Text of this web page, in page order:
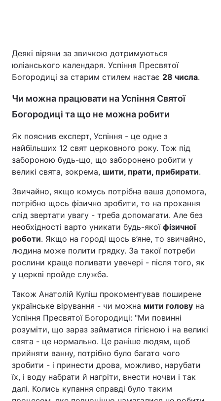
Деякі віряни за звичкою дотримуються
юліанського календаря. Успіння Пресвятої
Богородиці за старим стилем настає 28 числа.
Чи можна працювати на Успіння Святої
Богородиці та що не можна робити
Як пояснив експерт, Успіння - це одне з
найбільших 12 свят церковного року. Тож під
забороною будь-що, що заборонено робити у
великі свята, зокрема, шити, прати, прибирати.
Звичайно, якщо комусь потрібна ваша допомога,
потрібно щось фізично зробити, то на прохання
слід звертати увагу - треба допомагати. Але без
необхідності варто уникати будь-якої фізичної
роботи. Якщо на городі щось в’яне, то звичайно,
людина може полити грядку. За такої потреби
рослини краще поливати увечері - після того, як
у церкві пройде служба.
Також Анатолій Куліш прокоментував поширене
українське вірування - чи можна мити голову на
Успіння Пресвятої Богородиці: "Ми повинні
розуміти, що зараз займатися гігієною і на великі
свята - це нормально. Це раніше людям, щоб
прийняти ванну, потрібно було багато чого
зробити - і принести дрова, можливо, нарубати
їх, і воду набрати й нагріти, внести ночви і так
далі. Колись купання справді було таким